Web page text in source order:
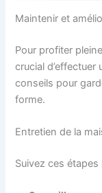
Maintenir et
Pour profiter
crucial d’effectuer
conseils pour
forme.
Entretien de la
Suivez ces